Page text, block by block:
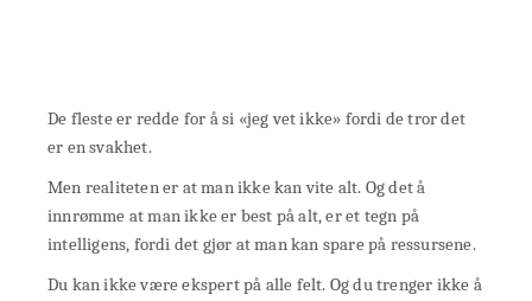
De fleste er redde for å si «jeg vet ikke» fordi de tror det
er en svakhet.
Men realiteten er at man ikke kan vite alt. Og det å
innrømme at man ikke er best på alt, er et tegn på
intelligens, fordi det gjør at man kan spare på ressursene.
Du kan ikke være ekspert på alle felt. Og du trenger ikke å